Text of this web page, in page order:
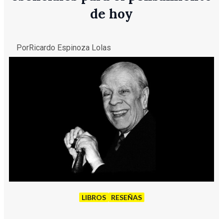
de hoy
PorRicardo Espinoza Lolas
LIBROS RESEÑAS